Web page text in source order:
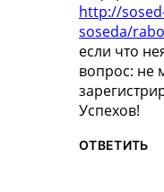
http://
soseda/
если что
вопрос: не
Успехов!
ОТВЕТИТЬ